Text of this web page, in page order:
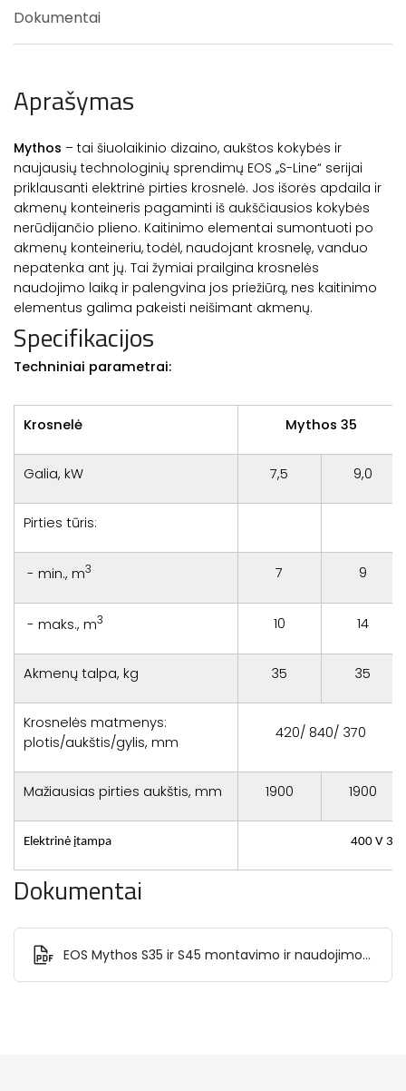
Dokumentai
Aprašymas
Mythos – tai šiuolaikinio dizaino, aukštos kokybės ir
naujausių technologinių sprendimų EOS ,,S-Line“ serijai
priklausanti elektrinė pirties krosnelė. Jos išorės apdaila ir
akmenų konteineris pagaminti iš aukščiausios kokybės
nerūdijančio plieno. Kaitinimo elementai sumontuoti po
akmenų konteineriu, todėl, naudojant krosnelę, vanduo
nepatenka ant jų. Tai žymiai prailgina krosnelės
naudojimo laiką ir palengvina jos priežiūrą, nes kaitinimo
elementus galima pakeisti neišimant akmenų.
Specifikacijos
Techniniai parametrai:
Krosnelė Mythos 35
Galia, kW 7,5 9,0
Pirties tūris:
- min., m3 7 9
- maks., m3 10 14
Akmenų talpa, kg 35 35
Krosnelės matmenys:
plotis/aukštis/gylis, mm
420/ 840/ 370
Mažiausias pirties aukštis, mm 1900 1900
Elektrinė įtampa 400 V 3N
Dokumentai
EOS Mythos S35 ir S45 montavimo ir naudojimo